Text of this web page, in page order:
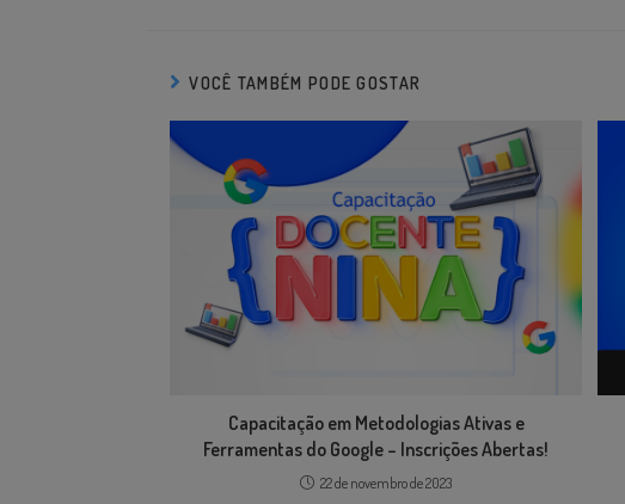
VOCÊ TAMBÉM PODE GOSTAR
Capacitação em Metodologias Ativas e
Ferramentas do Google – Inscrições Abertas!
22 de novembro de 2023